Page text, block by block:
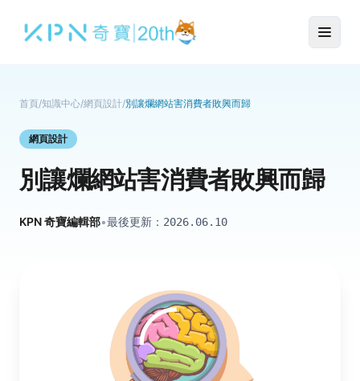
首頁/知識中心/網頁設計/別讓爛網站害消費者敗興而歸
網頁設計
別讓爛網站害消費者敗興而歸
KPN 奇寶編輯部•最後更新： 2026.06.10